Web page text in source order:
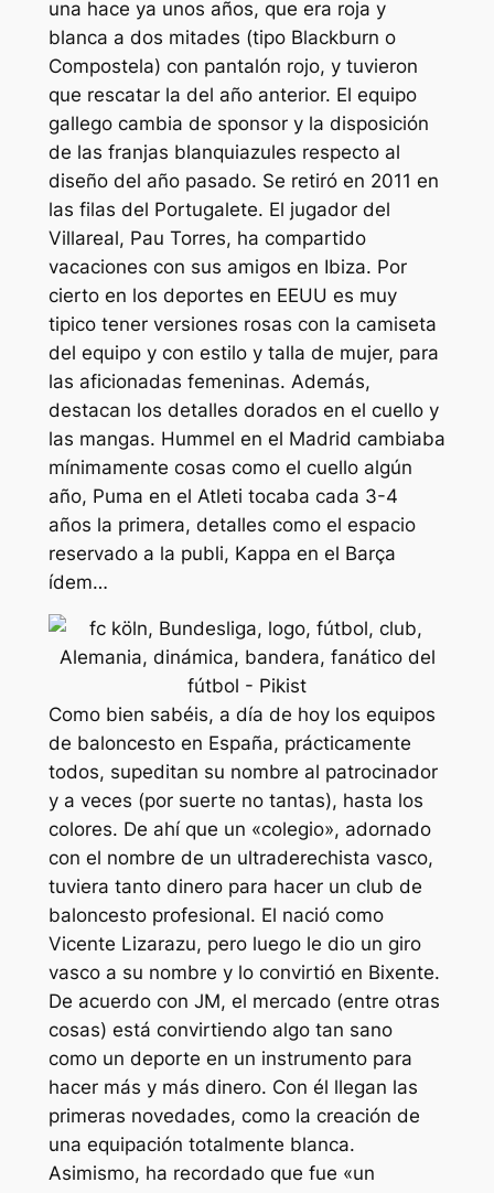
una hace ya unos años, que era roja y
blanca a dos mitades (tipo Blackburn o
Compostela) con pantalón rojo, y tuvieron
que rescatar la del año anterior. El equipo
gallego cambia de sponsor y la disposición
de las franjas blanquiazules respecto al
diseño del año pasado. Se retiró en 2011 en
las filas del Portugalete. El jugador del
Villareal, Pau Torres, ha compartido
vacaciones con sus amigos en Ibiza. Por
cierto en los deportes en EEUU es muy
tipico tener versiones rosas con la camiseta
del equipo y con estilo y talla de mujer, para
las aficionadas femeninas. Además,
destacan los detalles dorados en el cuello y
las mangas. Hummel en el Madrid cambiaba
mínimamente cosas como el cuello algún
año, Puma en el Atleti tocaba cada 3-4
años la primera, detalles como el espacio
reservado a la publi, Kappa en el Barça
ídem…
Como bien sabéis, a día de hoy los equipos
de baloncesto en España, prácticamente
todos, supeditan su nombre al patrocinador
y a veces (por suerte no tantas), hasta los
colores. De ahí que un «colegio», adornado
con el nombre de un ultraderechista vasco,
tuviera tanto dinero para hacer un club de
baloncesto profesional. El nació como
Vicente Lizarazu, pero luego le dio un giro
vasco a su nombre y lo convirtió en Bixente.
De acuerdo con JM, el mercado (entre otras
cosas) está convirtiendo algo tan sano
como un deporte en un instrumento para
hacer más y más dinero. Con él llegan las
primeras novedades, como la creación de
una equipación totalmente blanca.
Asimismo, ha recordado que fue «un